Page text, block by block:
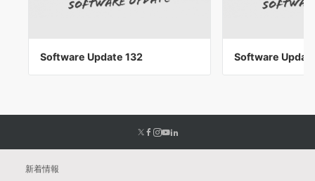
Software Update 132 Software
新着情報